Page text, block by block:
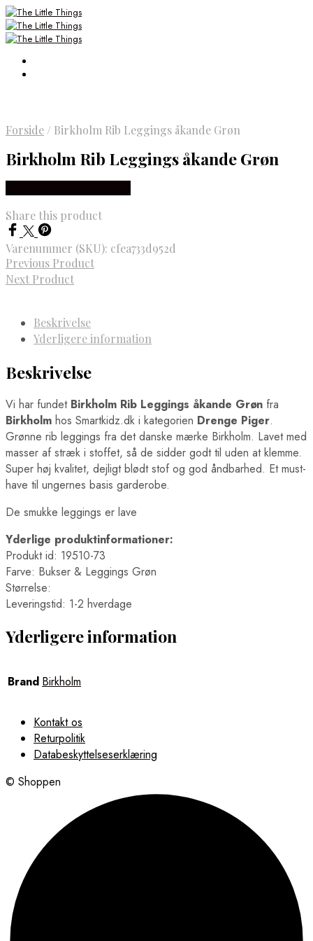
Forside / Birkholm Rib Leggings åkande Grøn
Birkholm Rib Leggings åkande Grøn
Share this product
Varenummer (SKU): cfea733d952d
Previous Product
Next Product
Beskrivelse
Yderligere information
Beskrivelse
Vi har fundet Birkholm Rib Leggings åkande Grøn fra
Birkholm hos Smartkidz.dk i kategorien Drenge Piger.
Grønne rib leggings fra det danske mærke Birkholm. Lavet med
masser af stræk i stoffet, så de sidder godt til uden at klemme.
Super høj kvalitet, dejligt blødt stof og god åndbarhed. Et must-
have til ungernes basis garderobe.
De smukke leggings er lave
Yderlige produktinformationer:
Produkt id: 19510-73
Farve: Bukser & Leggings Grøn
Størrelse:
Leveringstid: 1-2 hverdage
Yderligere information
Brand Birkholm
Kontakt os
Returpolitik
Databeskyttelseserklæring
© Shoppen